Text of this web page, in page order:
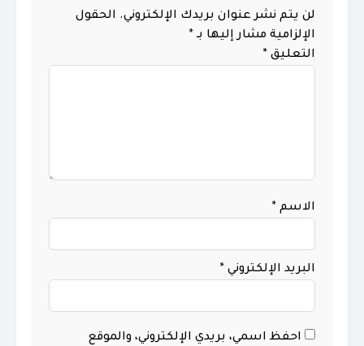
لن يتم نشر عنوان بريدك الإلكتروني. الحقول
الإلزامية مشار إليها بـ *
التعليق *
الاسم *
البريد الإلكتروني *
احفظ اسمي، بريدي الإلكتروني، والموقع